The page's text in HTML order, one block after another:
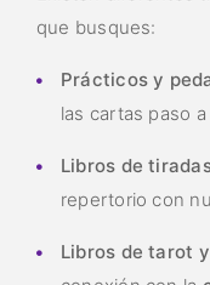
que busques:
Prácticos y
las cartas paso
Libros de
repertorio con
Libros de tarot